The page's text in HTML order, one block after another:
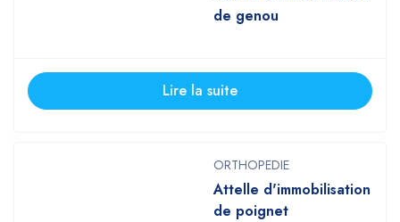
de genou
Lire la suite
ORTHOPEDIE
Attelle d'immobilisation
de poignet